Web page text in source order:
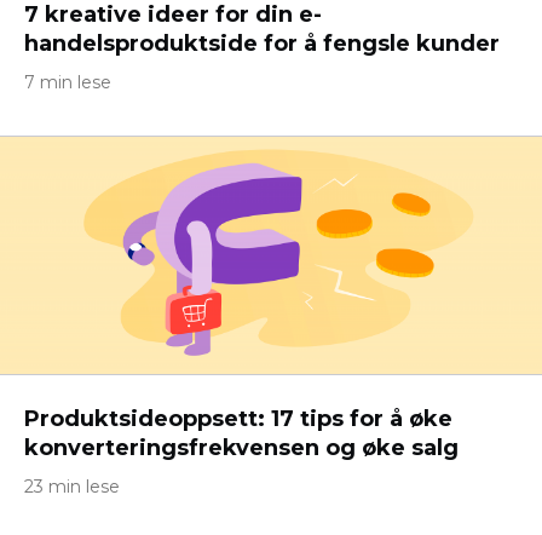
7 kreative ideer for din e-
handelsproduktside for å fengsle kunder
7 min lese
Produktsideoppsett: 17 tips for å øke
konverteringsfrekvensen og øke salg
23 min lese